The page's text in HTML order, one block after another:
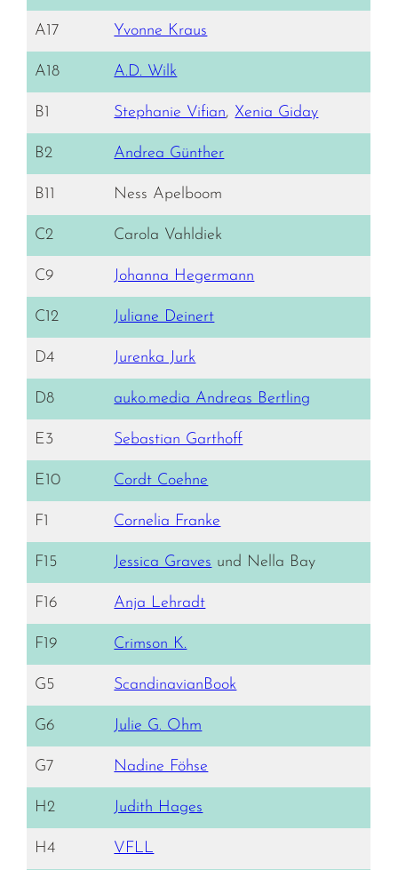
A17 Yvonne Kraus
A18 A.D. Wilk
B1 Stephanie Vifian, Xenia Giday
B2 Andrea Günther
B11 Ness Apelboom
C2 Carola Vahldiek
C9 Johanna Hegermann
C12 Juliane Deinert
D4 Jurenka Jurk
D8 auko.media Andreas Bertling
E3 Sebastian Garthoff
E10 Cordt Coehne
F1 Cornelia Franke
F15 Jessica Graves und Nella Bay
F16 Anja Lehradt
F19 Crimson K.
G5 ScandinavianBook
G6 Julie G. Ohm
G7 Nadine Föhse
H2 Judith Hages
H4 VFLL